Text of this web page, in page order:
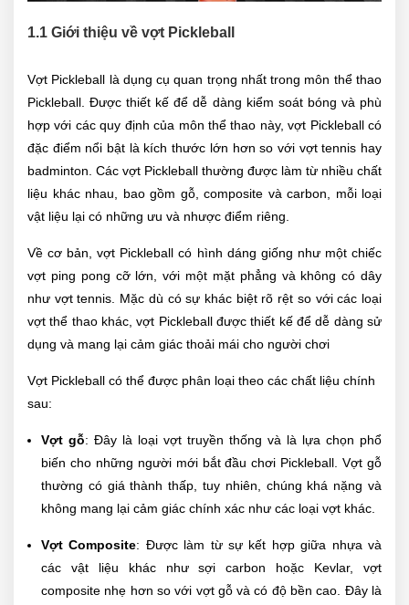
1.1 Giới thiệu về vợt Pickleball
Vợt Pickleball là dụng cụ quan trọng nhất trong môn thể thao
Pickleball. Được thiết kế để dễ dàng kiểm soát bóng và phù
hợp với các quy định của môn thể thao này, vợt Pickleball có
đặc điểm nổi bật là kích thước lớn hơn so với vợt tennis hay
badminton. Các vợt Pickleball thường được làm từ nhiều chất
liệu khác nhau, bao gồm gỗ, composite và carbon, mỗi loại
vật liệu lại có những ưu và nhược điểm riêng.
Về cơ bản, vợt Pickleball có hình dáng giống như một chiếc
vợt ping pong cỡ lớn, với một mặt phẳng và không có dây
như vợt tennis. Mặc dù có sự khác biệt rõ rệt so với các loại
vợt thể thao khác, vợt Pickleball được thiết kế để dễ dàng sử
dụng và mang lại cảm giác thoải mái cho người chơi
Vợt Pickleball có thể được phân loại theo các chất liệu chính
sau:
Vợt gỗ: Đây là loại vợt truyền thống và là lựa chọn phổ
biến cho những người mới bắt đầu chơi Pickleball. Vợt gỗ
thường có giá thành thấp, tuy nhiên, chúng khá nặng và
không mang lại cảm giác chính xác như các loại vợt khác.
Vợt Composite: Được làm từ sự kết hợp giữa nhựa và
các vật liệu khác như sợi carbon hoặc Kevlar, vợt
composite nhẹ hơn so với vợt gỗ và có độ bền cao. Đây là